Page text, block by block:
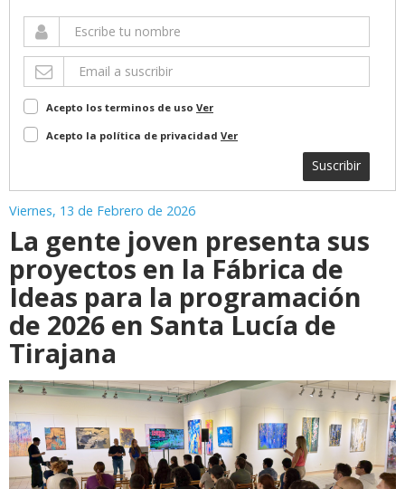
Acepto los terminos de uso Ver
Acepto la política de privacidad Ver
Suscribir
Viernes, 13 de Febrero de 2026
La gente joven presenta sus
proyectos en la Fábrica de
Ideas para la programación
de 2026 en Santa Lucía de
Tirajana